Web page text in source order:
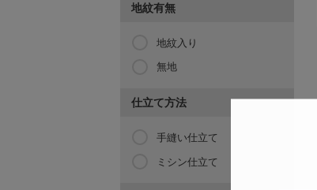
地紋有無
地紋入り
無地
仕立て方法
手縫い仕立て
ミシン仕立て